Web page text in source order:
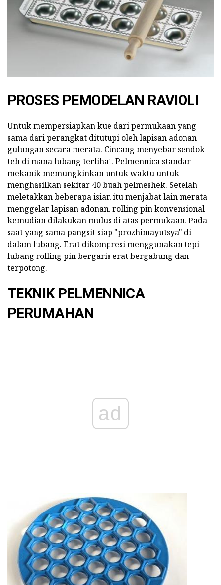
PROSES PEMODELAN RAVIOLI
Untuk mempersiapkan kue dari permukaan yang
sama dari perangkat ditutupi oleh lapisan adonan
gulungan secara merata. Cincang menyebar sendok
teh di mana lubang terlihat. Pelmennica standar
mekanik memungkinkan untuk waktu untuk
menghasilkan sekitar 40 buah pelmeshek. Setelah
meletakkan beberapa isian itu menjabat lain merata
menggelar lapisan adonan. rolling pin konvensional
kemudian dilakukan mulus di atas permukaan. Pada
saat yang sama pangsit siap "prozhimayutsya" di
dalam lubang. Erat dikompresi menggunakan tepi
lubang rolling pin bergaris erat bergabung dan
terpotong.
TEKNIK PELMENNICA
PERUMAHAN
ad